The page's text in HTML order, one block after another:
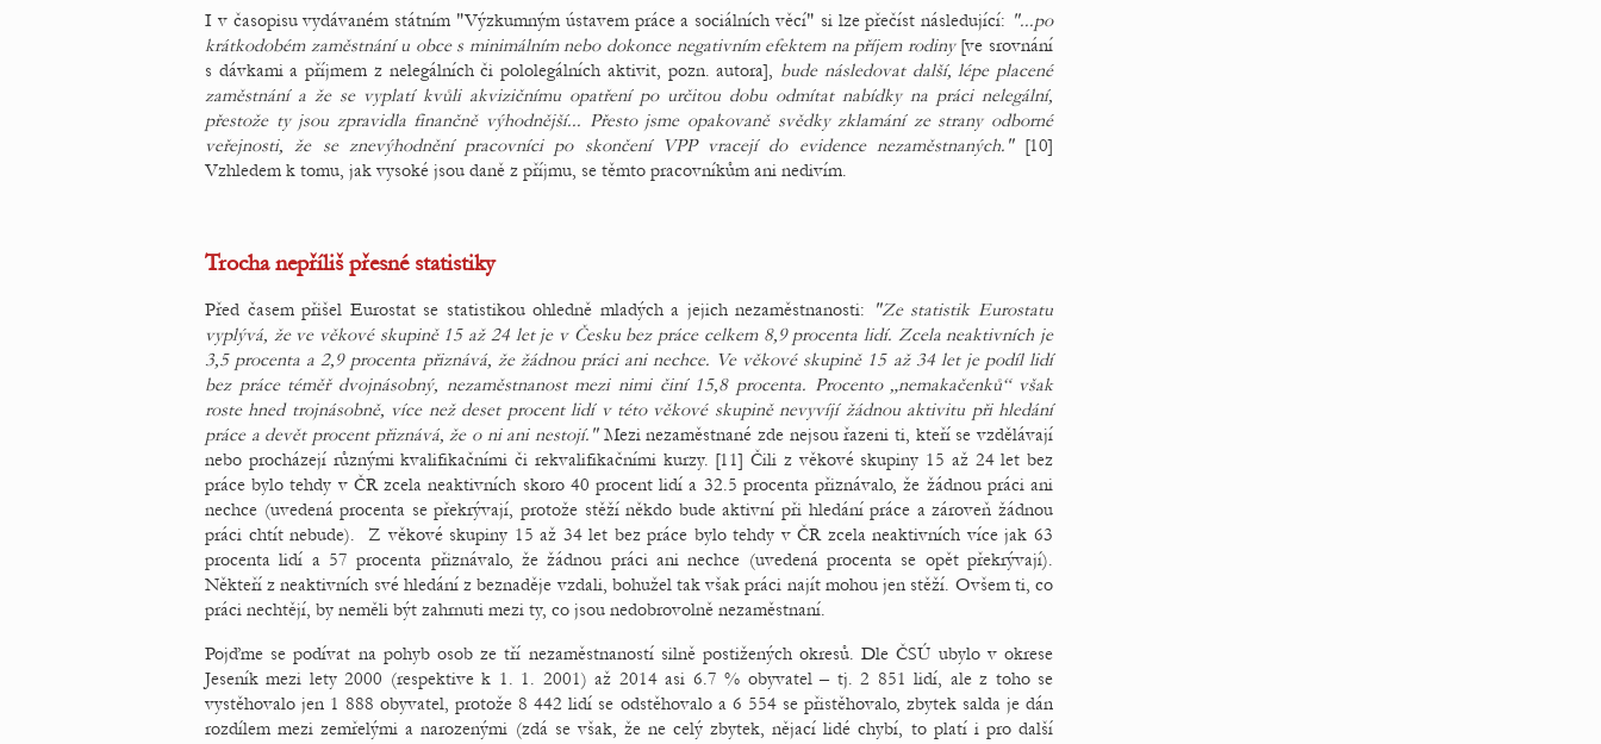
I v časopisu vydávaném státním "Výzkumným ústavem práce a sociálních věcí" si lze přečíst následující: "...po
krátkodobém zaměstnání u obce s minimálním nebo dokonce negativním efektem na příjem rodiny[ve srovnání
s dávkami a příjmem z nelegálních či pololegálních aktivit, pozn. autora], bude následovat další, lépe placené
zaměstnání a že se vyplatí kvůli akvizičnímu opatření po určitou dobu odmítat nabídky na práci nelegální,
přestože ty jsou zpravidla finančně výhodnější... Přesto jsme opakovaně svědky zklamání ze strany odborné
veřejnosti, že se znevýhodnění pracovníci po skončení VPP vracejí do evidence nezaměstnaných."[10]
Vzhledem k tomu, jak vysoké jsou daně z příjmu, se těmto pracovníkům ani nedivím.
Trocha nepříliš přesné statistiky
Před časem přišel Eurostat se statistikou ohledně mladých a jejich nezaměstnanosti:
"Ze statistik Eurostatu
vyplývá, že ve věkové skupině 15 až 24 let je v Česku bez práce celkem 8,9 procenta lidí. Zcela neaktivních je
3,5 procenta a 2,9 procenta přiznává, že žádnou práci ani nechce. Ve věkové skupině 15 až 34 let je podíl lidí
bez práce téměř dvojnásobný, nezaměstnanost mezi nimi činí 15,8 procenta. Procento „nemakačenků“ však
roste hned trojnásobně, více než deset procent lidí v této věkové skupině nevyvíjí žádnou aktivitu při hledání
práce a devět procent přiznává, že o ni ani nestojí."Mezi nezaměstnané zde nejsou řazeni ti, kteří se vzdělávají
nebo procházejí různými kvalifikačními či rekvalifikačními kurzy. [11] Čili z věkové skupiny 15 až 24 let bez
práce bylo tehdy v ČR zcela neaktivních skoro 40 procent lidí a 32.5 procenta přiznávalo, že žádnou práci ani
nechce (uvedená procenta se překrývají, protože stěží někdo bude aktivní při hledání práce a zároveň žádnou
práci chtít nebude). Z věkové skupiny 15 až 34 let bez práce bylo tehdy v ČR zcela neaktivních více jak 63
procenta lidí a 57 procenta přiznávalo, že žádnou práci ani nechce (uvedená procenta se opět překrývají).
Někteří z neaktivních své hledání z beznaděje vzdali, bohužel tak však práci najít mohou jen stěží. Ovšem ti, co
práci nechtějí, by neměli být zahrnuti mezi ty, co jsou nedobrovolně nezaměstnaní.
Pojďme se podívat na pohyb osob ze tří nezaměstnaností silně postižených okresů. Dle ČSÚ ubylo v okrese
Jeseník mezi lety 2000 (respektive k 1. 1. 2001) až 2014 asi 6.7 % obyvatel – tj. 2 851 lidí, ale z toho se
vystěhovalo jen 1 888 obyvatel, protože 8 442 lidí se odstěhovalo a 6 554 se přistěhovalo, zbytek salda je dán
rozdílem mezi zemřelými a narozenými (zdá se však, že ne celý zbytek, nějací lidé chybí, to platí i pro další